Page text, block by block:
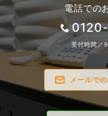
電話での
受付時間／
メールで